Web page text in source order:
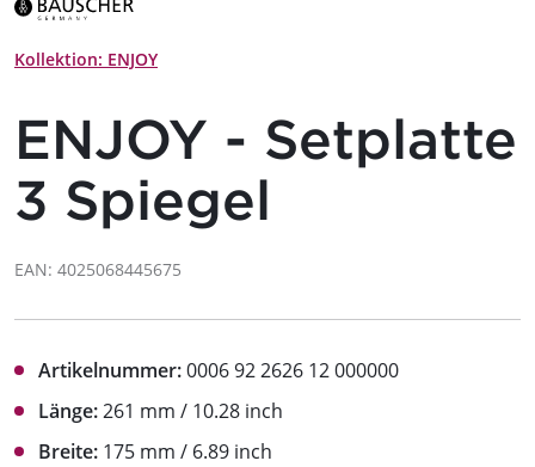
Kollektion: ENJOY
ENJOY - Setplatte
3 Spiegel
EAN: 4025068445675
Artikelnummer:0006 92 2626 12 000000
Länge:261 mm / 10.28 inch
Breite: 175 mm / 6.89 inch